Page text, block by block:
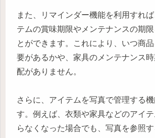
また、リマインダー機能を利用すれ
テムの賞味期限やメンテナンスの期
とができます。これにより、いつ商
要があるかや、家具のメンテナンス
配がありません。
さらに、アイテムを写真で管理する
す。例えば、衣類や家具などのアイ
らなくなった場合でも、写真を参照